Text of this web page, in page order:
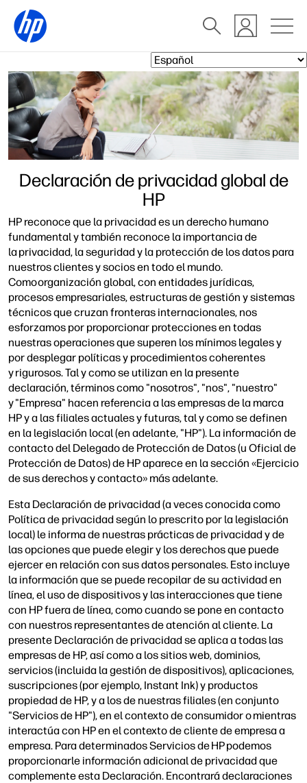
Declaración de privacidad global de
HP
HP reconoce que la privacidad es un derecho humano
fundamental y también reconoce la importancia de
la privacidad, la seguridad y la protección de los datos para
nuestros clientes y socios en todo el mundo.
Como organización global, con entidades jurídicas,
procesos empresariales, estructuras de gestión y sistemas
técnicos que cruzan fronteras internacionales, nos
esforzamos por proporcionar protecciones en todas
nuestras operaciones que superen los mínimos legales y
por desplegar políticas y procedimientos coherentes
y rigurosos. Tal y como se utilizan en la presente
declaración, términos como "nosotros", "nos", "nuestro"
y "Empresa" hacen referencia a las empresas de la marca
HP y a las filiales actuales y futuras, tal y como se definen
en la legislación local (en adelante, "HP"). La información de
contacto del Delegado de Protección de Datos (u Oficial de
Protección de Datos) de HP aparece en la sección «Ejercicio
de sus derechos y contacto» más adelante.
Esta Declaración de privacidad (a veces conocida como
Política de privacidad según lo prescrito por la legislación
local) le informa de nuestras prácticas de privacidad y de
las opciones que puede elegir y los derechos que puede
ejercer en relación con sus datos personales. Esto incluye
la información que se puede recopilar de su actividad en
línea, el uso de dispositivos y las interacciones que tiene
con HP fuera de línea, como cuando se pone en contacto
con nuestros representantes de atención al cliente. La
presente Declaración de privacidad se aplica a todas las
empresas de HP, así como a los sitios web, dominios,
servicios (incluida la gestión de dispositivos), aplicaciones,
suscripciones (por ejemplo, Instant Ink) y productos
propiedad de HP, y a los de nuestras filiales (en conjunto
"Servicios de HP"), en el contexto de consumidor o mientras
interactúa con HP en el contexto de cliente de empresa a
empresa. Para determinados Servicios de HP podemos
proporcionarle información adicional de privacidad que
complemente esta Declaración. Encontrará declaraciones